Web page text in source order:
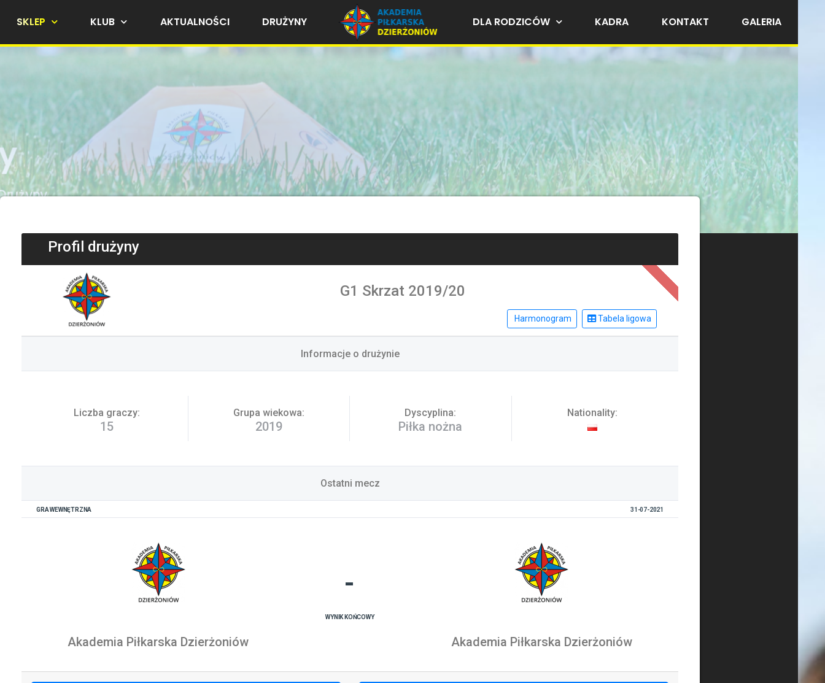
SKLEP KLUB AKTUALNOŚCI DRUŻYNY DLA RODZICÓW KADRA KONTAKT GALERIA
Profil drużyny
G1 Skrzat 2019/20
Tabela ligowa
Harmonogram
Informacje o drużynie
Liczba graczy:
15
Grupa wiekowa:
2019
Dyscyplina:
Piłka nożna
Nationality:
Ostatni mecz
GRA WEWNĘTRZNA 31-07-2021
Akademia Piłkarska Dzierżoniów
-
WYNIK KOŃCOWY
Akademia Piłkarska Dzierżoniów